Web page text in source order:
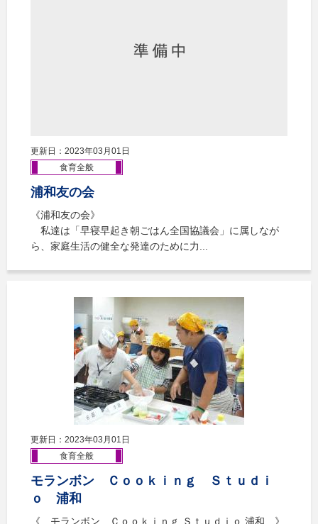
更新日：2023年03月01日
食育全般
浦和友の会
《浦和友の会》
私達は「早寝早起き朝ごはん全国協議会」に属しなが
ら、家庭生活の健全な発達のために力...
更新日：2023年03月01日
食育全般
モランボン Ｃｏｏｋｉｎｇ Ｓｔｕｄｉ
ｏ 浦和
《 モランボン Ｃｏｏｋｉｎｇ Ｓｔｕｄｉｏ 浦和 》